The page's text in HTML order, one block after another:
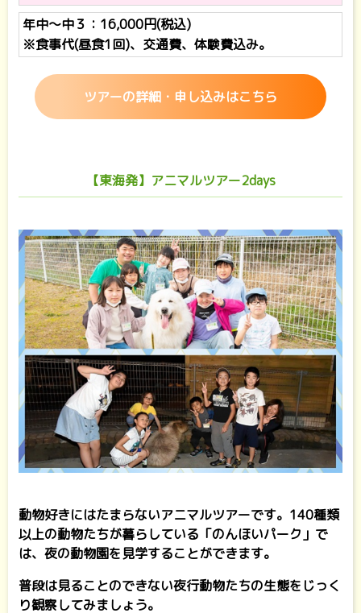
年中～中３：16,000円(税込)
※食事代(昼食1回)、交通費、体験費込み。
ツアーの詳細・申し込みはこちら
【東海発】アニマルツアー2days
動物好きにはたまらないアニマルツアーです。140種類
以上の動物たちが暮らしている「のんほいパーク」で
は、夜の動物園を見学することができます。
普段は見ることのできない夜行動物たちの生態をじっく
り観察してみましょう。